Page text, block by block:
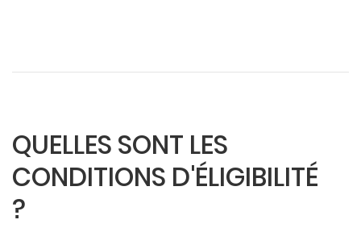
QUELLES SONT LES
CONDITIONS D'ÉLIGIBILITÉ
?